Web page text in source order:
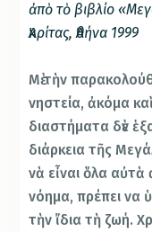
ἀπὸ τὸ βιβλίο
Ἀκρίτας, Ἀθήνα 1999
Μὲ τὴν
νηστεία, ἀκόμα
διαστήματα δὲν
διάρκεια τῆς
νὰ εἶναι ὅλα αὐτὰ
νόημα, πρέπει να
τὴν ἴδια τὴ ζωή.